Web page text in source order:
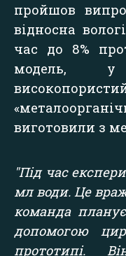
пройшов
відносна
час до 8%
модель, у
виготовили з
"Під час
мл води. Це
команда
допомогою
прототипі.